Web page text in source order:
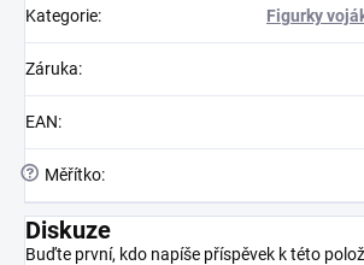
Kategorie: Figurky
Záruka:
EAN:
? Měřítko:
Diskuze
Buďte první, kdo napíše příspěvek k této